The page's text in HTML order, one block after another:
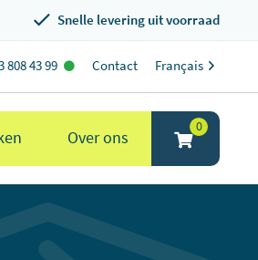
Snelle levering uit voorraad
808 43 99 Contact Français
Over ons
0